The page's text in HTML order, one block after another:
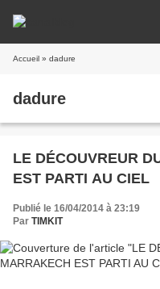
Accueil » dadure
dadure
LE DÉCOUVREUR
EST PARTI AU CIEL
Publié le 16/04/2014 à 23:19
Par TIMKIT